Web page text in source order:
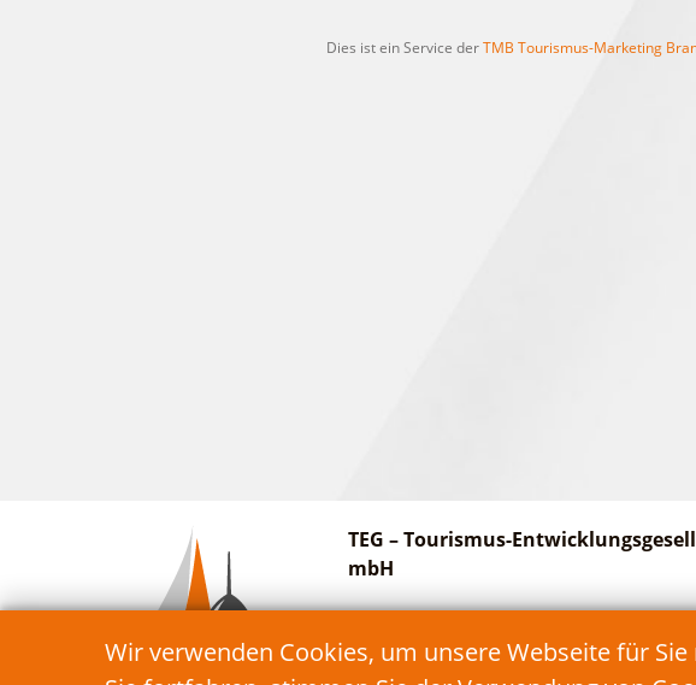
Wir verwenden Cookies, um unsere Webseite für
Dies ist ein Service derTMB Tourismus-Marketing
TEG – Tourismus-
mbH
15913 Schwielochsee